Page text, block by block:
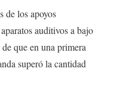
de los apoyos
auditivos a bajo
que en una primera
superó la cantidad